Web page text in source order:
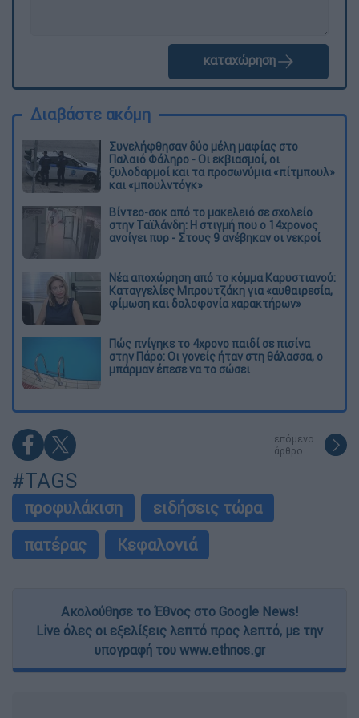
καταχώρηση
Διαβάστε ακόμη
Συνελήφθησαν δύο μέλη μαφίας στο
Παλαιό Φάληρο - Οι εκβιασμοί, οι
ξυλοδαρμοί και τα προσωνύμια «πίτμπουλ»
και «μπουλντόγκ»
Βίντεο-σοκ από το μακελειό σε σχολείο
στην Ταϊλάνδη: Η στιγμή που ο 14χρονος
ανοίγει πυρ - Στους 9 ανέβηκαν οι νεκροί
Νέα αποχώρηση από το κόμμα Καρυστιανού:
Καταγγελίες Μπρουτζάκη για «αυθαιρεσία,
φίμωση και δολοφονία χαρακτήρων»
Πώς πνίγηκε το 4χρονο παιδί σε πισίνα
στην Πάρο: Οι γονείς ήταν στη θάλασσα, ο
μπάρμαν έπεσε να το σώσει
επόμενο
άρθρο
#TAGS
προφυλάκιση
ειδήσεις τώρα
πατέρας
Κεφαλονιά
Ακολούθησε το Έθνος στο Google News!
Live όλες οι εξελίξεις λεπτό προς λεπτό, με την
υπογραφή του www.ethnos.gr